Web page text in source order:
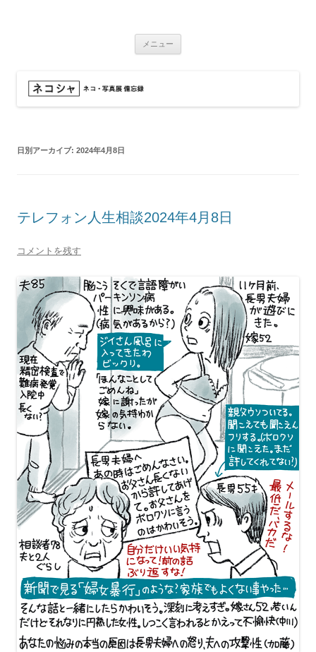
メニュー
日別アーカイブ: 2024年4月8日
テレフォン人生相談2024年4月8日
コメントを残す